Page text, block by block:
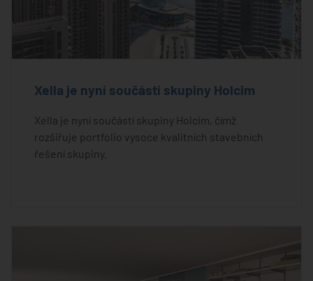
Xella je nyní součástí skupiny Holcim
Xella je nyní součástí skupiny Holcim, čímž
rozšiřuje portfolio vysoce kvalitních stavebních
řešení skupiny.